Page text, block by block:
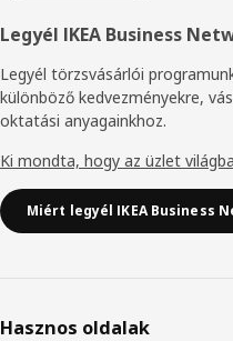
Legyél IKEA Business
Legyél törzsvásárlói
különböző kedvezményekre,
oktatási anyagainkhoz.
Ki mondta, hogy az üzlet
Miért legyél IKEA Business
Hasznos oldalak